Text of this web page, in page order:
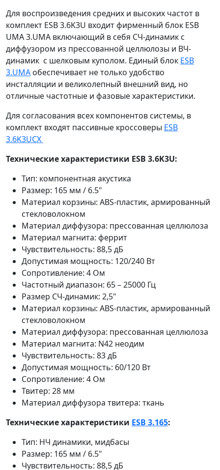
Для воспроизведения средних и высоких частот в
комплект ESB 3.6K3U входит фирменный блок ESB
UMA 3.UMA включающий в себя СЧ-динамик с
диффузором из прессованной целлюлозы и ВЧ-
динамик с шелковым куполом. Единый блок ESB
3.UMA обеспечивает не только удобство
инсталляции и великолепный внешний вид, но
отличные частотные и фазовые характеристики.
Для согласования всех компонентов системы, в
комплект входят пассивные кроссоверы ESB
3.6K3UCX
Технические характеристики ESB 3.6K3U:
Тип: компонентная акустика
Размер: 165 мм / 6.5"
Материал корзины: ABS-пластик, армированный
стекловолокном
Материал диффузора: прессованная целлюлоза
Материал магнита: феррит
Чувствительность: 88,5 дБ
Допустимая мощность: 120/240 Вт
Сопротивление: 4 Ом
Частотный диапазон: 65 – 25000 Гц
Размер СЧ-динамик: 2,5"
Материал корзины: ABS-пластик, армированный
стекловолокном
Материал диффузора: прессованная целлюлоза
Материал магнита: N42 неодим
Чувствительность: 83 дБ
Допустимая мощность: 60/120 Вт
Сопротивление: 4 Ом
Твитер: 28 мм
Материал диффузора твитера: ткань
Технические характеристики ESB 3.165:
Тип: НЧ динамики, мидбасы
Размер: 165 мм / 6.5"
Чувствительность: 88,5 дБ